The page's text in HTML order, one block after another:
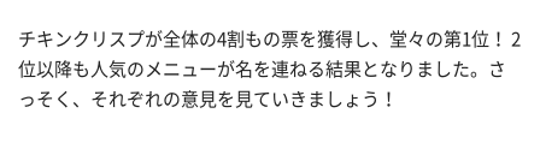
チキンクリスプが全体の4割もの票を獲得し、堂々の第1位！ 2
位以降も人気のメニューが名を連ねる結果となりました。さ
っそく、それぞれの意見を見ていきましょう！